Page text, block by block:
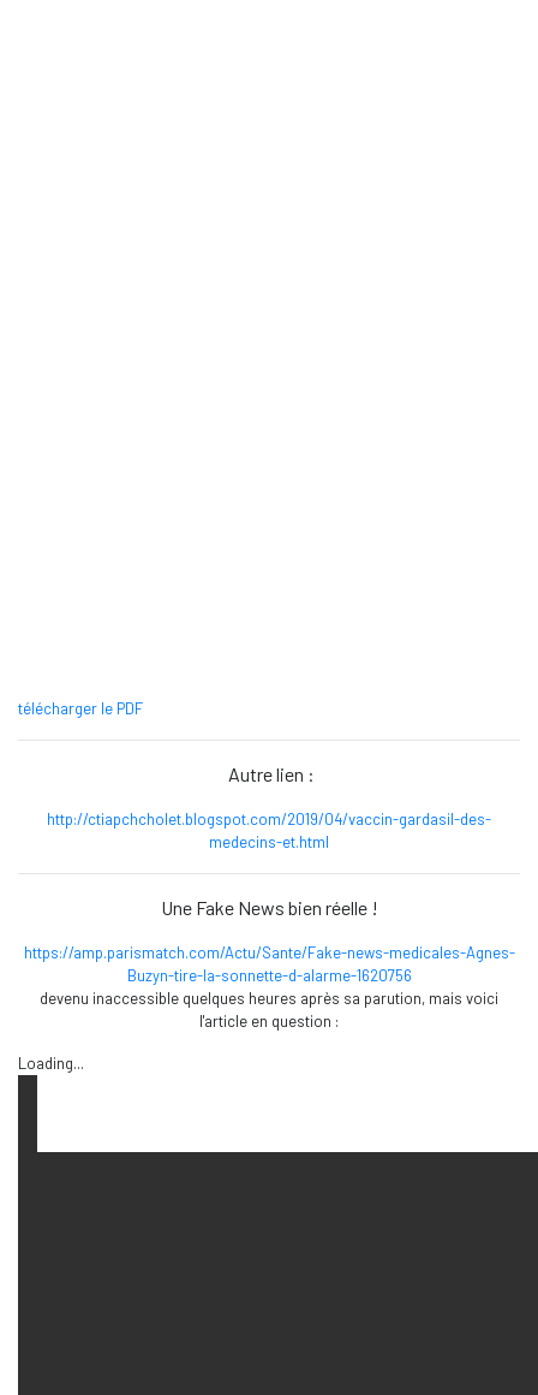
télécharger le PDF
Autre lien :
http://ctiapchcholet.blogspot.com/2019/04/vaccin-gardasil-des-
medecins-et.html
Une Fake News bien réelle !
https://amp.parismatch.com/Actu/Sante/Fake-news-medicales-Agnes-
Buzyn-tire-la-sonnette-d-alarme-1620756
devenu inaccessible quelques heures après sa parution, mais voici
l'article en question :
Loading...